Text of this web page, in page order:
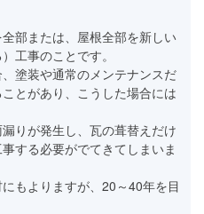
部または、屋根全部を新しい
工事のことです。
塗装や通常のメンテナンスだ
とがあり、こうした場合には
りが発生し、瓦の葺替えだけ
する必要がでてきてしまいま
もよりますが、20～40年を目